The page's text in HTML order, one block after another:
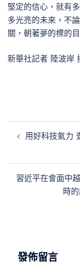
堅定的信心，就有
多光亮的未來，不
關，朝著夢的標的
新華社記者 陸波岸
章
用好科技氣力
習近平在會面中
時
發佈留言